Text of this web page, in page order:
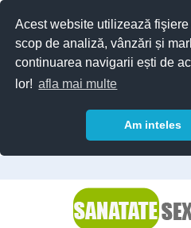
Acest website utilizează
scop de analiză, vânzări și
continuarea navigarii ești de
lor! afla mai multe
Am inteles